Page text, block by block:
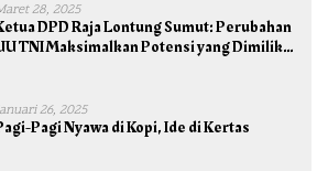
28, 2025
DPD Raja Lontung Sumut: Perubahan
TNI Maksimalkan Potensi yang Dimiliki
26, 2025
Pagi Nyawa di Kopi, Ide di Kertas